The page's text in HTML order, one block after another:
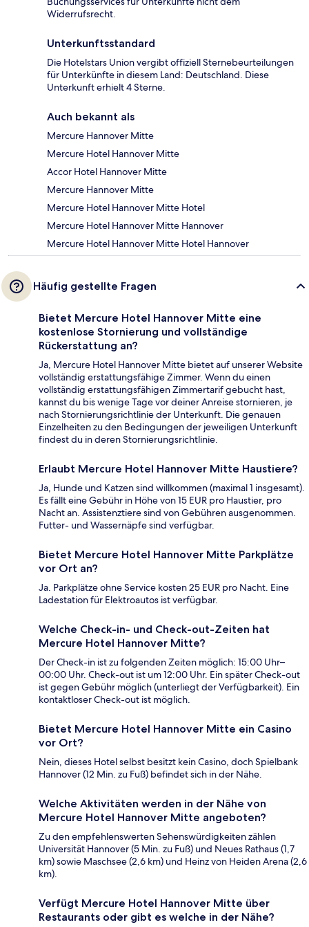
Widerrufsrecht.
Unterkunftsstandard
Die Hotelstars Union vergibt offiziell Sternebeurteilungen
für Unterkünfte in diesem Land: Deutschland. Diese
Unterkunft erhielt 4 Sterne.
Auch bekannt als
Mercure Hannover Mitte
Mercure Hotel Hannover Mitte
Accor Hotel Hannover Mitte
Mercure Hannover Mitte
Mercure Hotel Hannover Mitte Hotel
Mercure Hotel Hannover Mitte Hannover
Mercure Hotel Hannover Mitte Hotel Hannover
Häufig gestellte Fragen
Bietet Mercure Hotel Hannover Mitte eine
kostenlose Stornierung und vollständige
Rückerstattung an?
Ja, Mercure Hotel Hannover Mitte bietet auf unserer Website
vollständig erstattungsfähige Zimmer. Wenn du einen
vollständig erstattungsfähigen Zimmertarif gebucht hast,
kannst du bis wenige Tage vor deiner Anreise stornieren, je
nach Stornierungsrichtlinie der Unterkunft. Die genauen
Einzelheiten zu den Bedingungen der jeweiligen Unterkunft
findest du in deren Stornierungsrichtlinie.
Erlaubt Mercure Hotel Hannover Mitte Haustiere?
Ja, Hunde und Katzen sind willkommen (maximal 1 insgesamt).
Es fällt eine Gebühr in Höhe von 15 EUR pro Haustier, pro
Nacht an. Assistenztiere sind von Gebühren ausgenommen.
Futter- und Wassernäpfe sind verfügbar.
Bietet Mercure Hotel Hannover Mitte Parkplätze
vor Ort an?
Ja. Parkplätze ohne Service kosten 25 EUR pro Nacht. Eine
Ladestation für Elektroautos ist verfügbar.
Welche Check-in- und Check-out-Zeiten hat
Mercure Hotel Hannover Mitte?
Der Check-in ist zu folgenden Zeiten möglich: 15:00 Uhr–
00:00 Uhr. Check-out ist um 12:00 Uhr. Ein später Check-out
ist gegen Gebühr möglich (unterliegt der Verfügbarkeit). Ein
kontaktloser Check-out ist möglich.
Bietet Mercure Hotel Hannover Mitte ein Casino
vor Ort?
Nein, dieses Hotel selbst besitzt kein Casino, doch Spielbank
Hannover (12 Min. zu Fuß) befindet sich in der Nähe.
Welche Aktivitäten werden in der Nähe von
Mercure Hotel Hannover Mitte angeboten?
Zu den empfehlenswerten Sehenswürdigkeiten zählen
Universität Hannover (5 Min. zu Fuß) und Neues Rathaus (1,7
km) sowie Maschsee (2,6 km) und Heinz von Heiden Arena (2,6
km).
Verfügt Mercure Hotel Hannover Mitte über
Restaurants oder gibt es welche in der Nähe?